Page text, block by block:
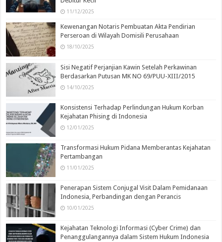
11/12/2025
Kewenangan Notaris Pembuatan Akta Pendirian
Perseroan di Wilayah Domisili Perusahaan
18/10/2025
Sisi Negatif Perjanjian Kawin Setelah Perkawinan
Berdasarkan Putusan MK NO 69/PUU-XIII/2015
14/10/2025
Konsistensi Terhadap Perlindungan Hukum Korban
Kejahatan Phising di Indonesia
12/01/2025
Transformasi Hukum Pidana Memberantas Kejahatan
Pertambangan
11/01/2025
Penerapan Sistem Conjugal Visit Dalam Pemidanaan
Indonesia, Perbandingan dengan Perancis
10/01/2025
Kejahatan Teknologi Informasi (Cyber Crime) dan
Penanggulangannya dalam Sistem Hukum Indonesia